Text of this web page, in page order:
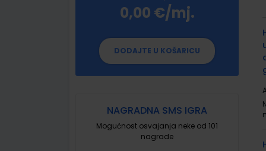
0,00 €/mj.
DODAJTE U KOŠARICU
NAGRADNA SMS IGRA
Mogućnost osvajanja neke od 101
nagrade